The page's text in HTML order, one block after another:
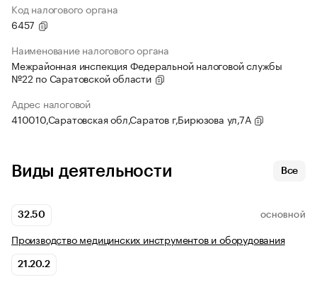
Код налогового органа
6457
Наименование налогового органа
Межрайонная инспекция Федеральной налоговой службы
№22 по Саратовской области
Адрес налоговой
410010,Саратовская обл,Саратов г,Бирюзова ул,7А
Виды деятельности Все
32.50 ОСНОВНОЙ
Производство медицинских инструментов и оборудования
21.20.2